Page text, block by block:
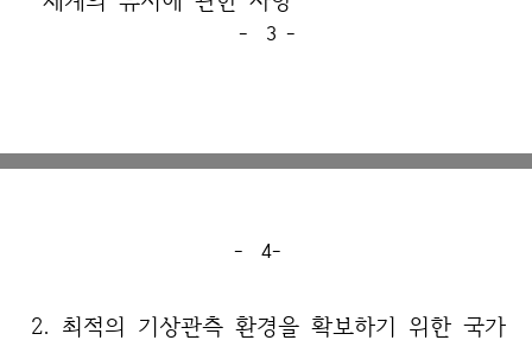
- 3 -
- 4-
2. 최적의 기상관측 환경을 확보하기 위한 국가